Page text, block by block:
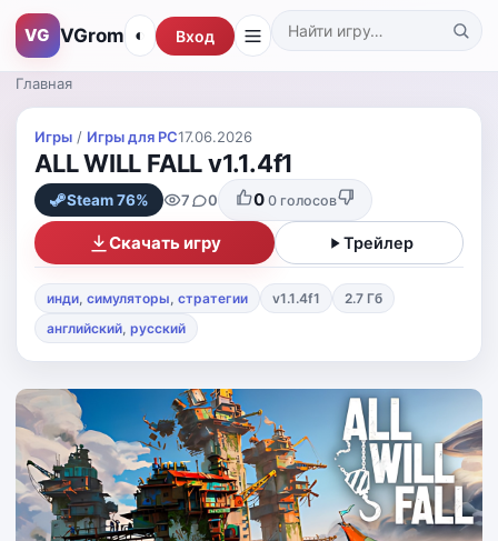
VG VGrom Поиск по каталогу
◐ Вход
Главная
Игры / Игры для PС17.06.2026
ALL WILL FALL v1.1.4f1
Steam 76% 7 0 0 0 голосов
Скачать игру Трейлер
инди, симуляторы, стратегии v1.1.4f1
2.7 Гб
английский, русский